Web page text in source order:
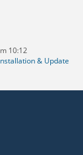
10:12
& Update